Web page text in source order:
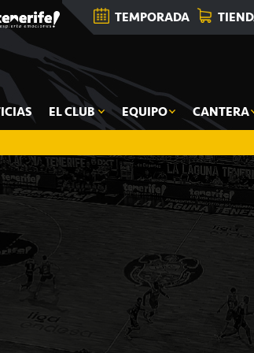
TEMPORADA
EL CLUB EQUIPO CANTERA